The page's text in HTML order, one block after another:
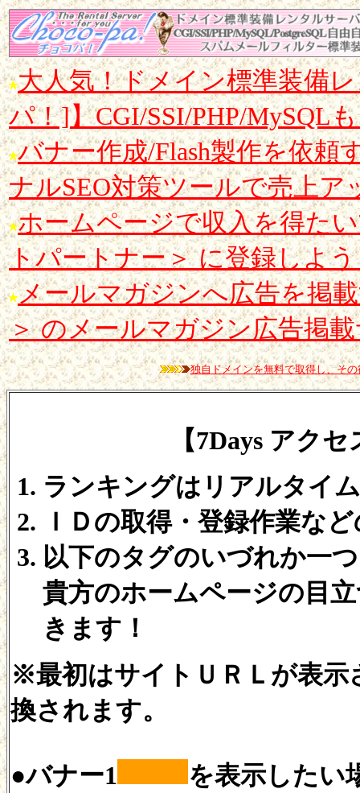
大人気！ドメイン標準装備
パ！]】CGI/SSI/PHP/MySQL
バナー作成/Flash製作を依頼
ナルSEO対策ツールで売上ア
ホームページで収入を得た
トパートナー＞ に登録しよ
メールマガジンへ広告を掲
＞ のメールマガジン広告掲
独自ドメインを無料で取得し、そ
【7Days アク
ランキングはリアルタイ
ＩＤの取得・登録作業な
以下のタグのいづれか一
貴方のホームページの目
きます！
※最初はサイトＵＲＬが表示
換されます。
●バナー1 を表示したい